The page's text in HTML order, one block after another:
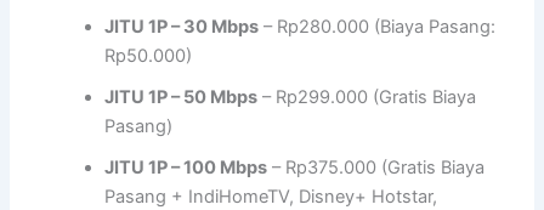
JITU 1P – 30 Mbps – Rp280.000 (Biaya Pasang:
Rp50.000)
JITU 1P – 50 Mbps – Rp299.000 (Gratis Biaya
Pasang)
JITU 1P – 100 Mbps – Rp375.000 (Gratis Biaya
Pasang + IndiHomeTV, Disney+ Hotstar,